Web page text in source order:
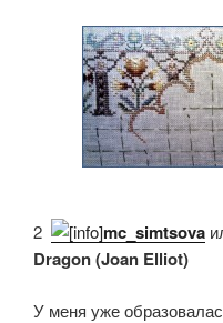
2. mc_simtsova
Dragon (Joan Elliot)
У меня уже